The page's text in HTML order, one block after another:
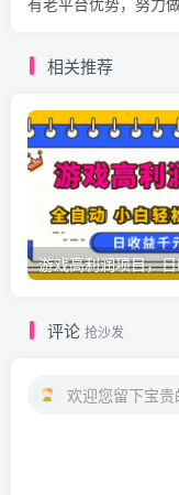
相关推荐
评论 抢沙发
欢迎您留下宝贵